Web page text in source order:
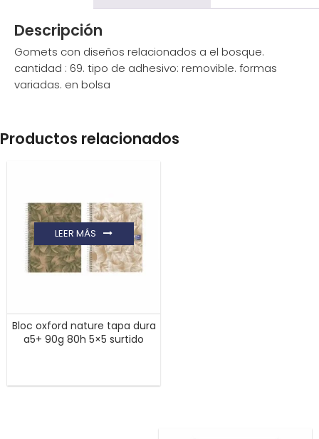
Descripción
Gomets con diseños relacionados a el bosque.
cantidad : 69. tipo de adhesivo: removible. formas
variadas. en bolsa
Productos relacionados
Bloc oxford nature tapa dura
a5+ 90g 80h 5×5 surtido
LEER MÁS